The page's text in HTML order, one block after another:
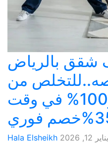
شقق بالرياض
من
الأوساخ والغبار100% في وقت
يناير 12, 2026
Hala Elsheikh